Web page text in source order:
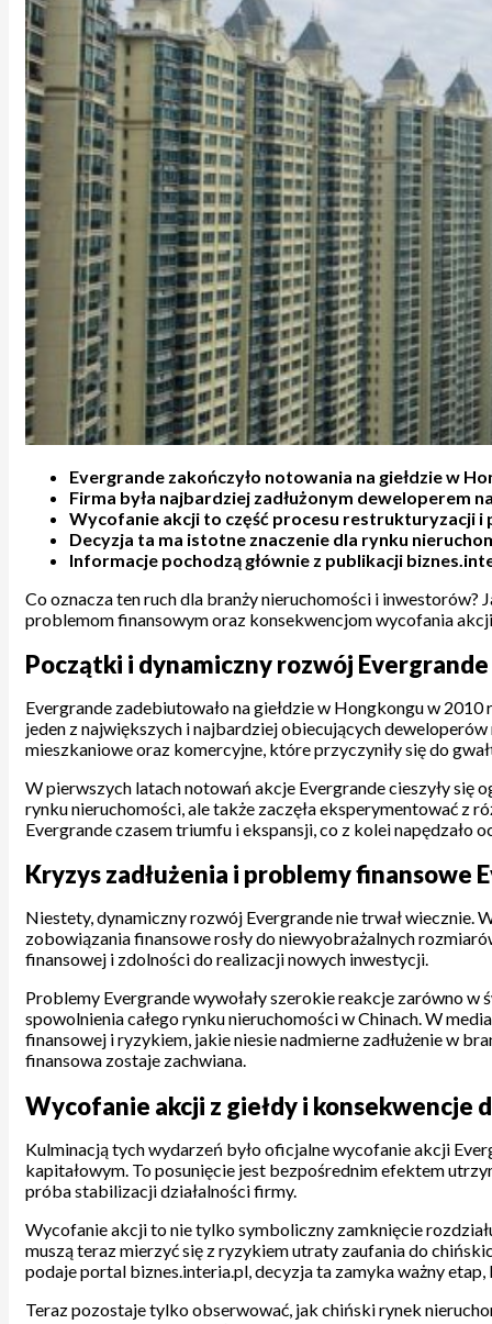
Evergrande zakończyło notowania na giełdzie w
Firma była najbardziej zadłużonym deweloperem
Wycofanie akcji to część procesu restrukturyzacji i
Decyzja ta ma istotne znaczenie dla rynku
Informacje pochodzą głównie z publikacji
Co oznacza ten ruch dla branży nieruchomości i
problemom finansowym oraz konsekwencjom wycofania akcji
Początki i dynamiczny rozwój Evergrande
Evergrande zadebiutowało na giełdzie w Hongkongu w
jeden z największych i najbardziej obiecujących
mieszkaniowe oraz komercyjne, które przyczyniły się do
W pierwszych latach notowań akcje Evergrande cieszyły się
rynku nieruchomości, ale także zaczęła eksperymentować z
Evergrande czasem triumfu i ekspansji, co z kolei
Kryzys zadłużenia i problemy finansowe
Niestety, dynamiczny rozwój Evergrande nie trwał wiecznie.
zobowiązania finansowe rosły do niewyobrażalnych
finansowej i zdolności do realizacji nowych inwestycji.
Problemy Evergrande wywołały szerokie reakcje zarówno
spowolnienia całego rynku nieruchomości w Chinach. W
finansowej i ryzykiem, jakie niesie nadmierne zadłużenie w
finansowa zostaje zachwiana.
Wycofanie akcji z giełdy i konsekwencje
Kulminacją tych wydarzeń było oficjalne wycofanie akcji
kapitałowym. To posunięcie jest bezpośrednim efektem
próba stabilizacji działalności firmy.
Wycofanie akcji to nie tylko symboliczny zamknięcie
muszą teraz mierzyć się z ryzykiem utraty zaufania do
podaje portal biznes.interia.pl, decyzja ta zamyka ważny
Teraz pozostaje tylko obserwować, jak chiński rynek